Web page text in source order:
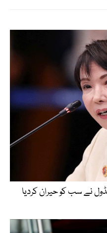
نے سب کو حیران کردیا